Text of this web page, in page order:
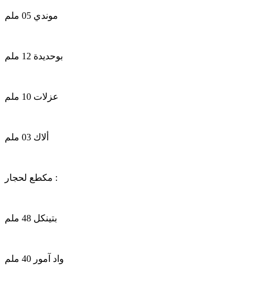
موندي 05 ملم
بوحديدة 12 ملم
عزلات 10 ملم
ألاك 03 ملم
مكطع لحجار :
بتينكل 48 ملم
واد آمور 40 ملم